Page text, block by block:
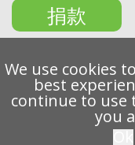
捐款
Copyright 2022
We use cookies
best
continue to use
you